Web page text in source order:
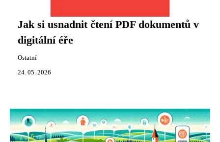
Jak si usnadnit čtení PDF dokumentů v
digitální éře
Ostatní
24. 05. 2026